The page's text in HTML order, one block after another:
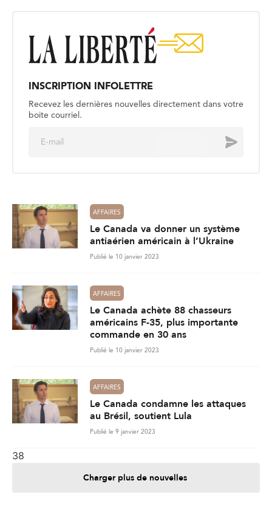
INSCRIPTION INFOLETTRE
Recevez les dernières nouvelles directement dans votre
boite courriel.
Envoyer
AFFAIRES
Le Canada va donner un système
antiaérien américain à l’Ukraine
Publié le 10 janvier 2023
AFFAIRES
Le Canada achète 88 chasseurs
américains F-35, plus importante
commande en 30 ans
Publié le 10 janvier 2023
AFFAIRES
Le Canada condamne les attaques
au Brésil, soutient Lula
Publié le 9 janvier 2023
38
Charger plus de nouvelles